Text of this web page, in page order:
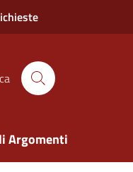
Argomenti